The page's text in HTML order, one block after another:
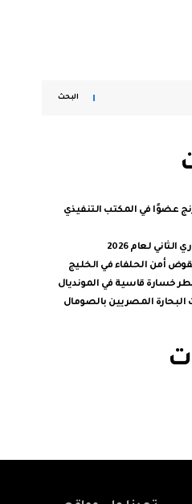
البحث
عضوًا في المكتب التنفيذي
لعام 2026
أمن الحلفاء في الخليج
خسارة قاسية في المونديال
البحارة المصريين بالصومال